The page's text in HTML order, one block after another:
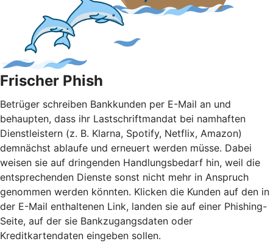
Frischer Phish
Betrüger schreiben Bankkunden per E-Mail an und
behaupten, dass ihr Lastschriftmandat bei namhaften
Dienstleistern (z. B. Klarna, Spotify, Netflix, Amazon)
demnächst ablaufe und erneuert werden müsse. Dabei
weisen sie auf dringenden Handlungsbedarf hin, weil die
entsprechenden Dienste sonst nicht mehr in Anspruch
genommen werden könnten. Klicken die Kunden auf den in
der E-Mail enthaltenen Link, landen sie auf einer Phishing-
Seite, auf der sie Bankzugangsdaten oder
Kreditkartendaten eingeben sollen.